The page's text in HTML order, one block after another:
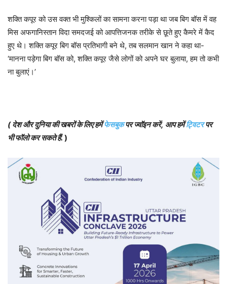
शक्ति कपूर को उस वक्त भी मुश्किलों का सामना करना पड़ा था जब बिग बॉस में वह
मिस अफगानिस्तान विदा समदजई को आपत्तिजनक तरीके से छूते हुए कैमरे में कैद
हुए थे। शक्ति कपूर बिग बॉस प्रतिभागी बने थे, तब सलमान खान ने कहा था-
‘मानना पड़ेगा बिग बॉस को, शक्ति कपूर जैसे लोगों को अपने घर बुलाया, हम तो कभी
ना बुलाएं।’
(देश और दुनिया की खबरों के लिए हमेंफेसबुकपर ज्वॉइन करें, आप हमेंट्विटर पर
भी फॉलो कर सकते हैं.)